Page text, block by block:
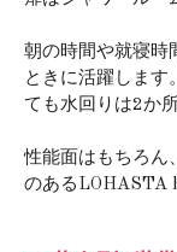
朝の時間や就寝時
ときに活躍します
ても水回りは2か
性能面はもちろん
のあるLOHASTA